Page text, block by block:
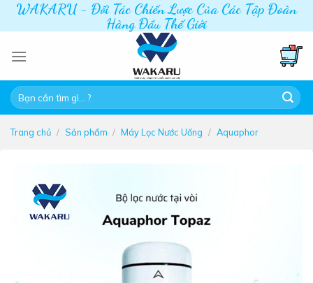
SkipWAKARU - Đối Tác Chiến Lược Của Các Tập Đoàn
Hàng Đầu Thế Giới
Tìm
kiếm:
Trang chủ / Sản phẩm / Máy Lọc Nước Uống / Aquaphor